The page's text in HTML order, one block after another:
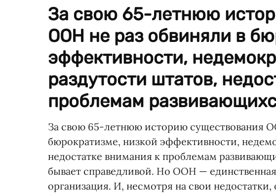
За свою 65-летнюю
ООН не раз обвиняли в
эффективности,
раздутости штатов,
проблемам
За свою 65-летнюю историю существования
бюрократизме, низкой эффективности,
недостатке внимания к проблемам
бывает справедливой. Но ООН —
организация. И, несмотря на свои недостатки,